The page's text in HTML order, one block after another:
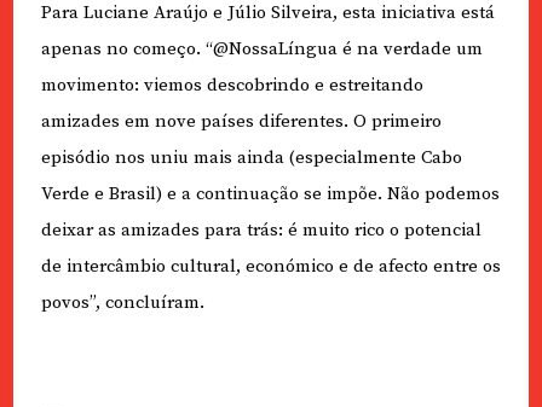
Para Luciane Araújo e Júlio Silveira, esta iniciativa está
apenas no começo. “@NossaLíngua é na verdade um
movimento: viemos descobrindo e estreitando
amizades em nove países diferentes. O primeiro
episódio nos uniu mais ainda (especialmente Cabo
Verde e Brasil) e a continuação se impõe. Não podemos
deixar as amizades para trás: é muito rico o potencial
de intercâmbio cultural, económico e de afecto entre os
povos”, concluíram.